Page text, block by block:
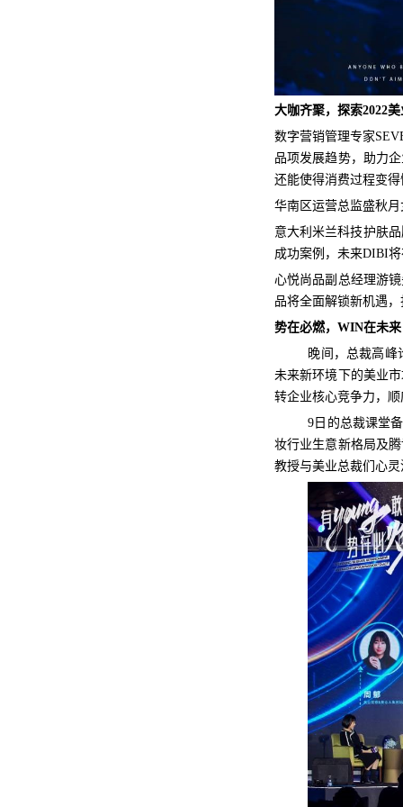
大咖齐聚，探索2022
数字营销管理专家
品项发展趋势，助力
还能使得消费过程变
华南区运营总监盛秋
意大利米兰科技护肤
成功案例，未来DIBI
心悦尚品副总经理游
品将全面解锁新机遇
势在必燃，WIN在未来
晚间，总裁高峰
未来新环境下的美业
转企业核心竞争力，
9日的总裁课堂
妆行业生意新格局及
教授与美业总裁们心